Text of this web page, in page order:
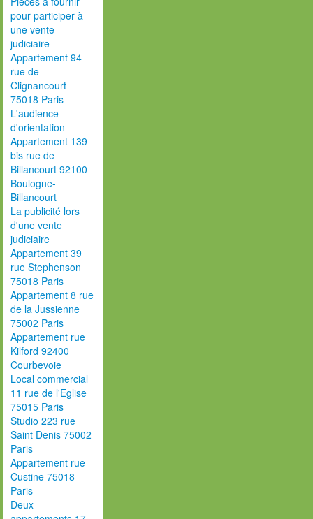
pour participer à
une vente
judiciaire
Appartement 94
rue de
Clignancourt
75018 Paris
L'audience
d'orientation
Appartement 139
bis rue de
Billancourt 92100
Boulogne-
Billancourt
La publicité lors
d'une vente
judiciaire
Appartement 39
rue Stephenson
75018 Paris
Appartement 8 rue
de la Jussienne
75002 Paris
Appartement rue
Kilford 92400
Courbevoie
Local commercial
11 rue de l'Eglise
75015 Paris
Studio 223 rue
Saint Denis 75002
Paris
Appartement rue
Custine 75018
Paris
Deux